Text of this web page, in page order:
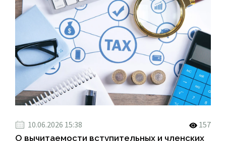
10.06.2026 15:38
157
О вычитаемости вступительных и членских